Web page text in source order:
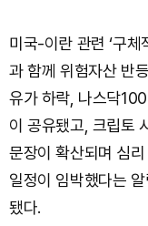
미국-이란 관련 ‘구체
과 함께 위험자산 반
유가 하락, 나스닥
이 공유됐고, 크립토
문장이 확산되며 심
일정이 임박했다는
됐다.